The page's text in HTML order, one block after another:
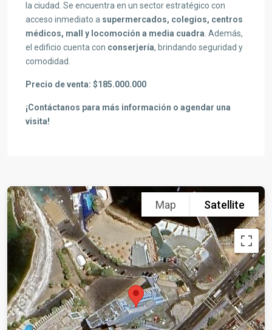
la ciudad. Se encuentra en un sector estratégico con
acceso inmediato a supermercados, colegios, centros
médicos, mall y locomoción a media cuadra . Además,
el edificio cuenta con conserjería, brindando seguridad y
comodidad.
Precio de venta: $185.000.000
¡Contáctanos para más información o agendar una
visita!
Map Satellite